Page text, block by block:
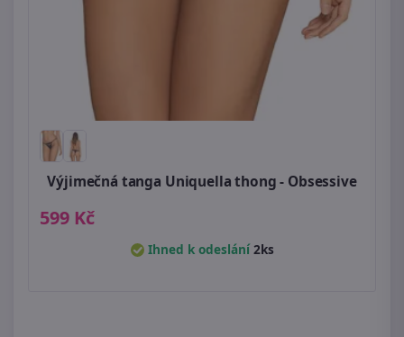
Výjimečná tanga Uniquella thong - Obsessive
599 Kč
Ihned k odeslání2ks